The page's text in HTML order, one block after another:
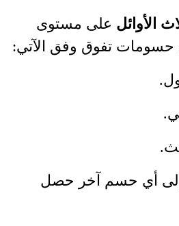
الأوائل على مستوى
تفوق وفق الآتي:
أي حسم آخر حصل